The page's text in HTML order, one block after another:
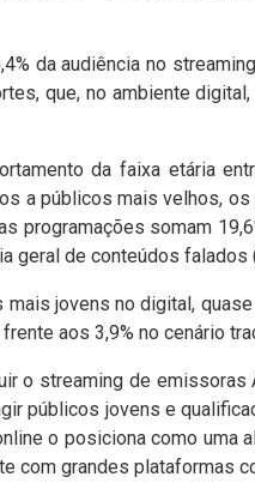
da audiência no
que, no ambiente
da faixa etária
a públicos mais velhos,
programações somam
geral de conteúdos falados
jovens no digital,
aos 3,9% no cenário
o streaming de
públicos jovens e
o posiciona como uma
com grandes plataformas